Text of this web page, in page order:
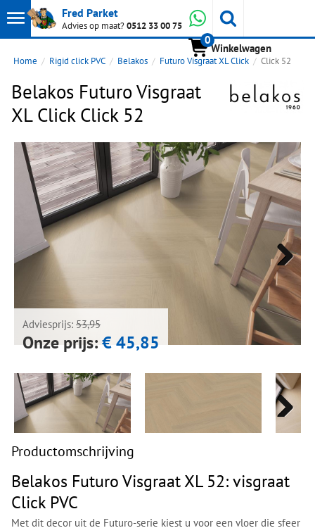
Toon
hoofdmenu
Fred Parket
Advies op maat?0512 33 00 75 Whatsapp
0
Winkelwagen
Home Rigid click PVC Belakos Futuro Visgraat XL Click Click 52
Belakos Futuro Visgraat
XL Click Click 52
Adviesprijs: 53,95
Onze prijs:€ 45,85
Next
Next
Next
Next
Productomschrijving
Belakos Futuro Visgraat XL 52: visgraat
Click PVC
Met dit decor uit de Futuro-serie kiest u voor een vloer die sfeer